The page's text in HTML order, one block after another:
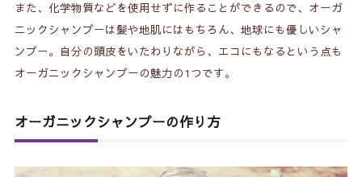
また、化学物質などを使用せずに作ることができるので、オーガ
ニックシャンプーは髪や地肌にはもちろん、地球にも優しいシャ
ンプー。自分の頭皮をいたわりながら、エコにもなるという点も
オーガニックシャンプーの魅力の1つです。
オーガニックシャンプーの作り方